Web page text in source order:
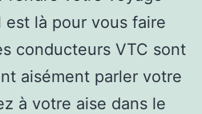
est là pour vous faire
conducteurs VTC sont
aisément parler votre
à votre aise dans le